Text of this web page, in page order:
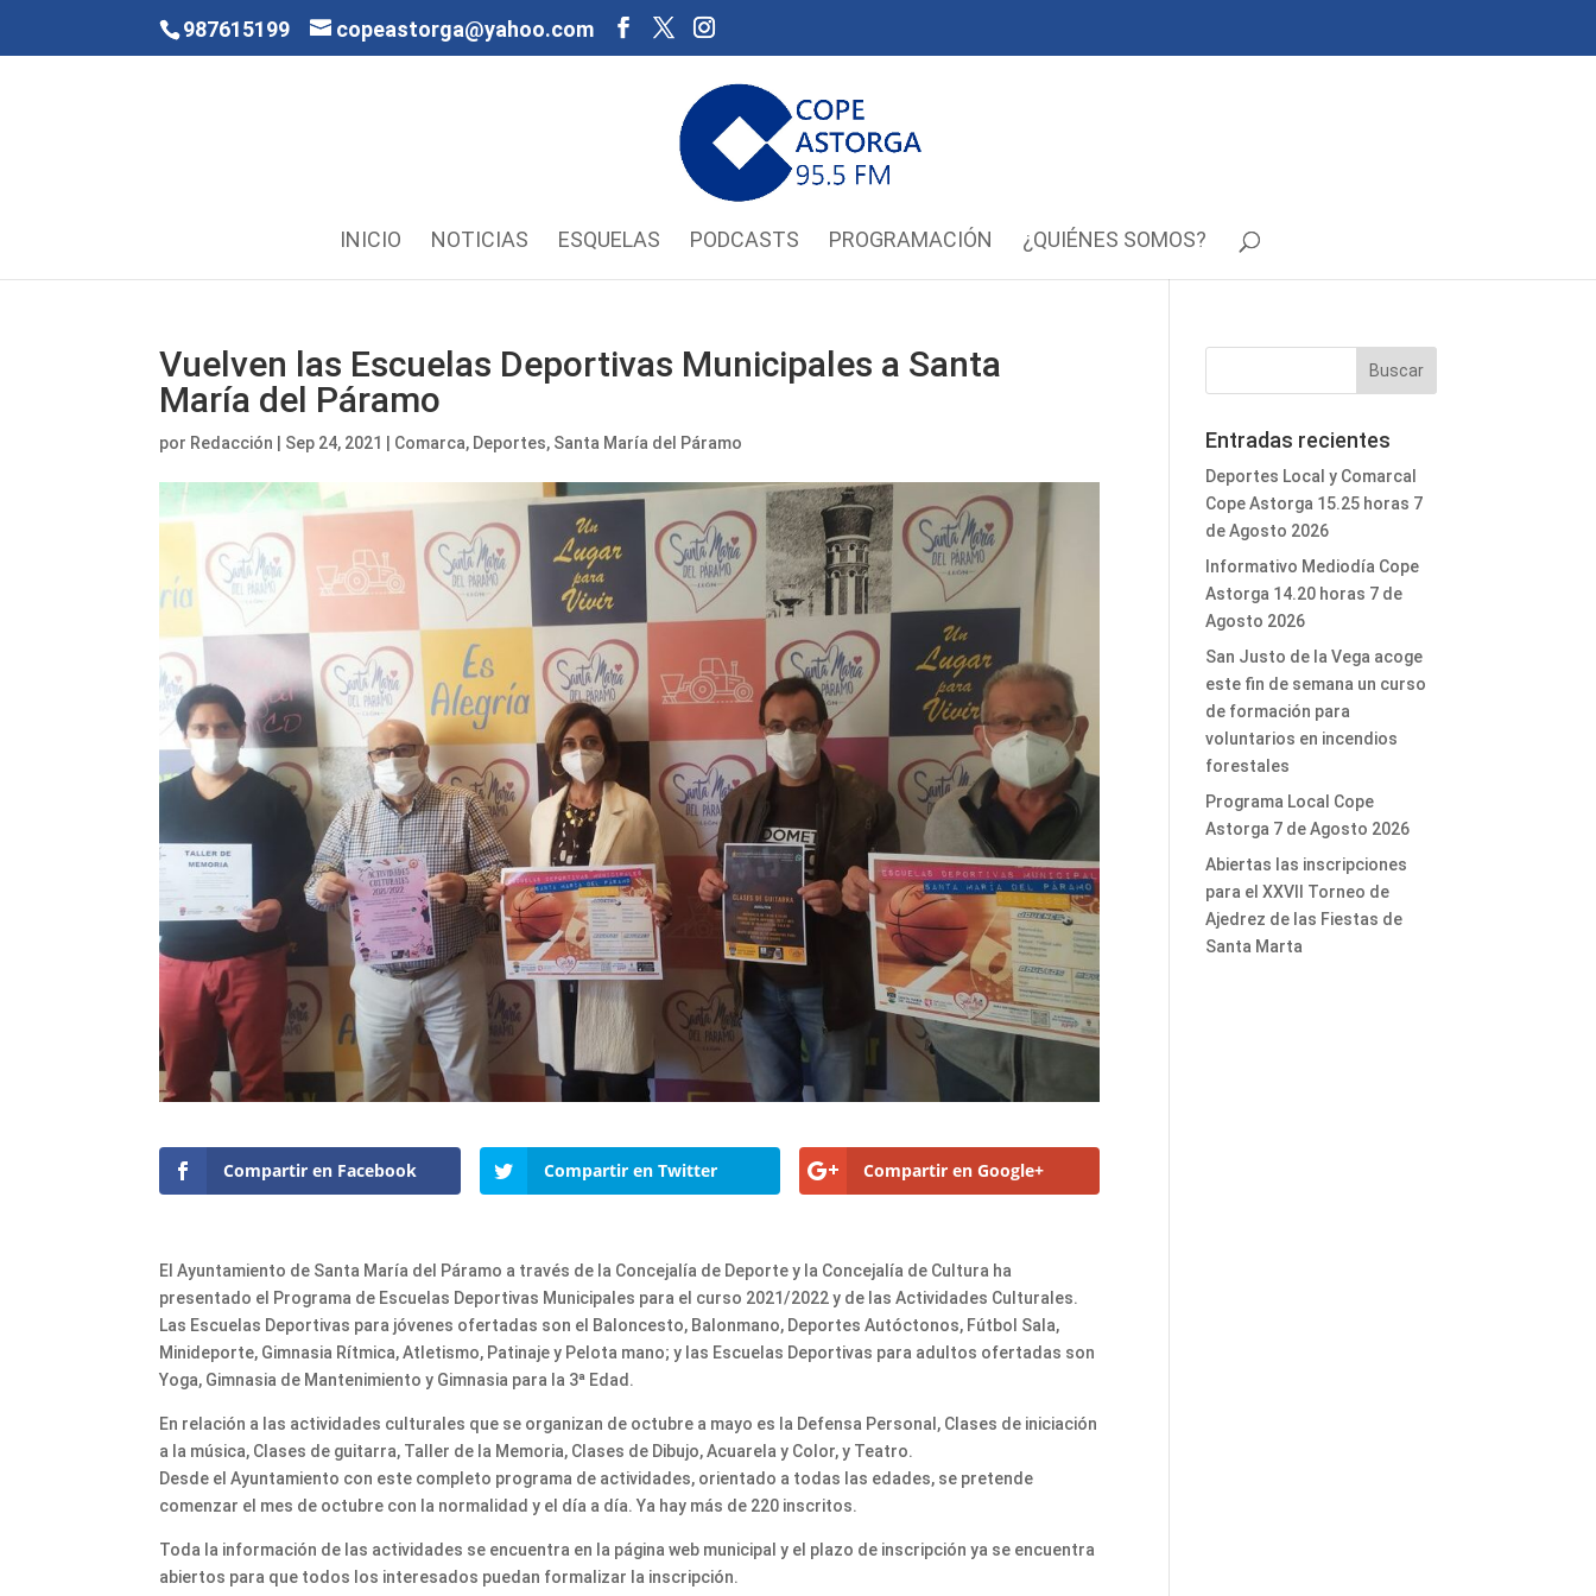
987615199 copeastorga@yahoo.com
INICIO NOTICIAS ESQUELAS PODCASTS PROGRAMACIÓN ¿QUIÉNES SOMOS?
Vuelven las Escuelas Deportivas Municipales a Santa
María del Páramo
por Redacción Sep 24, 2021 Comarca, Deportes, Santa María del Páramo
Compartir en Facebook Compartir en Twitter Compartir en Google+
El Ayuntamiento de Santa María del Páramo a través de la Concejalía de Deporte y la Concejalía de Cultura ha
presentado el Programa de Escuelas Deportivas Municipales para el curso 2021/2022 y de las Actividades Culturales.
Las Escuelas Deportivas para jóvenes ofertadas son el Baloncesto, Balonmano, Deportes Autóctonos, Fútbol Sala,
Minideporte, Gimnasia Rítmica, Atletismo, Patinaje y Pelota mano; y las Escuelas Deportivas para adultos ofertadas son
Yoga, Gimnasia de Mantenimiento y Gimnasia para la 3ª Edad.
En relación a las actividades culturales que se organizan de octubre a mayo es la Defensa Personal, Clases de iniciación
a la música, Clases de guitarra, Taller de la Memoria, Clases de Dibujo, Acuarela y Color, y Teatro.
Desde el Ayuntamiento con este completo programa de actividades, orientado a todas las edades, se pretende
comenzar el mes de octubre con la normalidad y el día a día. Ya hay más de 220 inscritos.
Toda la información de las actividades se encuentra en la página web municipal y el plazo de inscripción ya se encuentra
abiertos para que todos los interesados puedan formalizar la inscripción.
Entradas recientes
Deportes Local y Comarcal
Cope Astorga 15.25 horas 7
de Agosto 2026
Informativo Mediodía Cope
Astorga 14.20 horas 7 de
Agosto 2026
San Justo de la Vega acoge
este fin de semana un curso
de formación para
voluntarios en incendios
forestales
Programa Local Cope
Astorga 7 de Agosto 2026
Abiertas las inscripciones
para el XXVII Torneo de
Ajedrez de las Fiestas de
Santa Marta